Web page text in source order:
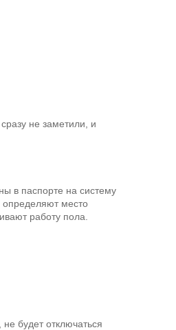
не заметили, и
в паспорте на систему
место
работу пола.
будет отключаться